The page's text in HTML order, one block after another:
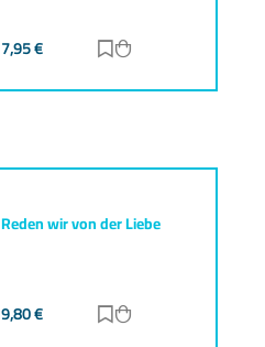
7,95€ Zur Merkliste
Reden wir von der Liebe
9,80€ Zur Merkliste